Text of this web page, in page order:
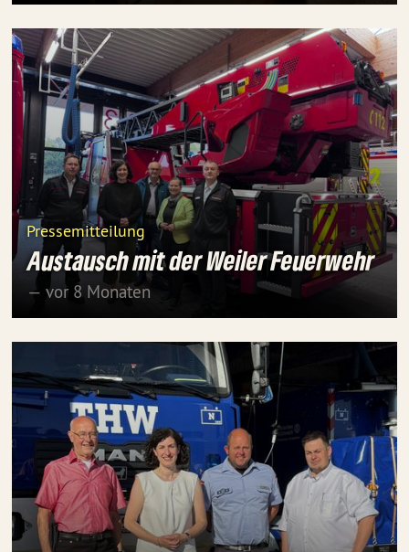
Pressemitteilung
Austausch mit der Weiler Feuerwehr
— vor 8 Monaten